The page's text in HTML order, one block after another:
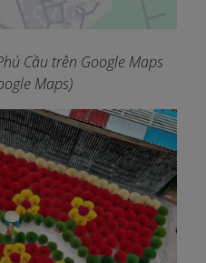
Cầu trên Google Maps
Maps)